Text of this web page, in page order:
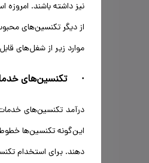
نیز داشته باشند.
از دیگر تکنسین‌های
موارد زیر از شغل‌های
· تکنسین‌های
درآمد تکنسین‌های
این‌گونه تکنسین‌ها
دهند. برای استخدام